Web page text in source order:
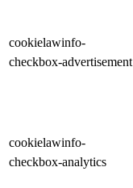
cookielawinfo-
checkbox-advertisement
cookielawinfo-
checkbox-analytics